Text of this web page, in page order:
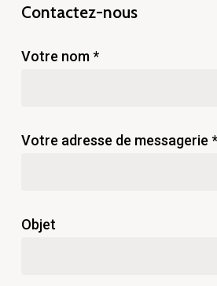
Contactez-nous
Votre nom *
Votre adresse de messagerie *
Objet